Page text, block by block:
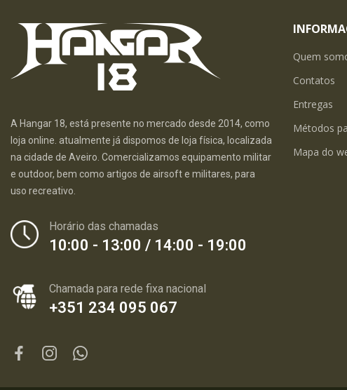
A Hangar 18, está presente no mercado desde 2014, como
loja online. atualmente já dispomos de loja física, localizada
na cidade de Aveiro. Comercializamos equipamento militar
e outdoor, bem como artigos de airsoft e militares, para
uso recreativo.
Horário das chamadas
10:00 - 13:00 / 14:00 - 19:00
Chamada para rede fixa nacional
+351 234 095 067
Quem
Contatos
Entregas
Métodos
Mapa do